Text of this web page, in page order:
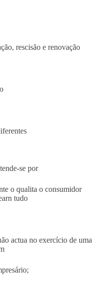
rescisão e renovação
se por
o qualita o consumidor
tudo
actua no exercício de uma